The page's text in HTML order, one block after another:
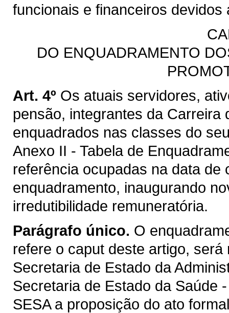
funcionais e financeiros devidos
DO ENQUADRAMENTO
Art. 4º Os atuais servidores,
pensão, integrantes da Carreira
enquadrados nas classes do
Anexo II - Tabela de
referência ocupadas na data de
enquadramento, inaugurando
irredutibilidade remuneratória.
Parágrafo único. O
refere o caput deste artigo,
Secretaria de Estado da
Secretaria de Estado da Saúde
SESA a proposição do ato